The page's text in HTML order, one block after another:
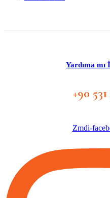
Yardıma mı
+90
Zmdi-